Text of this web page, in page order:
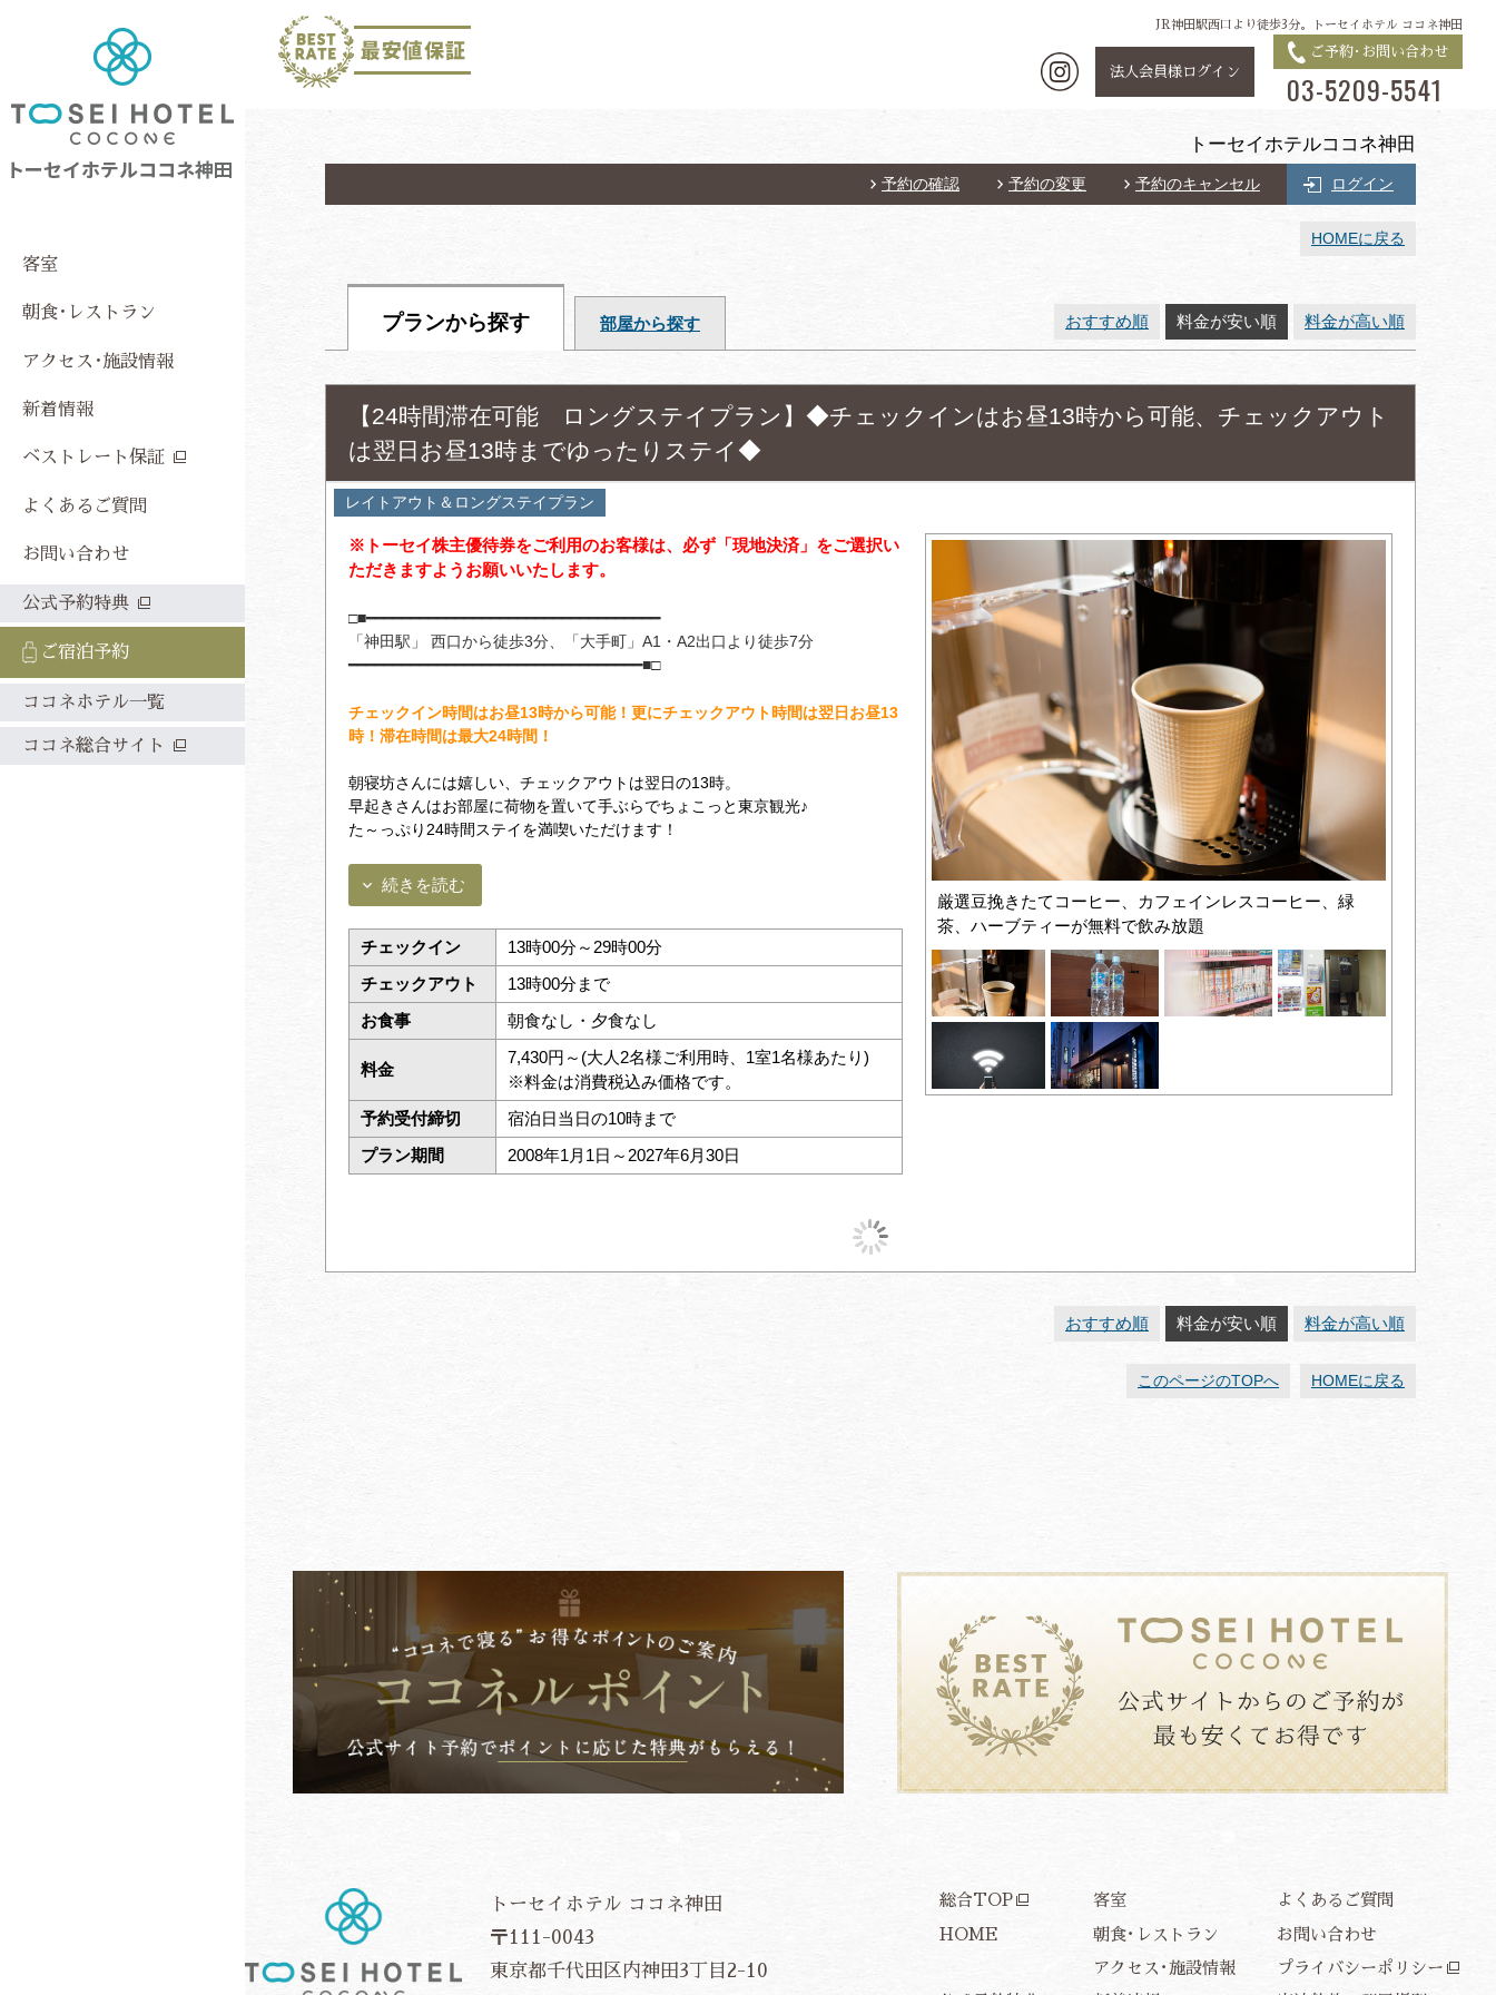
客室
朝食･レストラン
アクセス･施設情報
新着情報
ベストレート保証
よくあるご質問
お問い合わせ
公式予約特典
ご宿泊予約
ココネホテル一覧
ココネ総合サイト
JR神田駅西口より徒歩3分。トーセイホテル ココネ神田
法人会員様ログイン
ご予約･お問い合わせ
03-5209-5541
トーセイホテルココネ神田
予約の確認 予約の変更 予約のキャンセル ログイン
HOMEに戻る
プランから探す 部屋から探す おすすめ順 料金が安い順 料金が高い順
【24時間滞在可能 ロングステイプラン】◆チェックインはお昼13時から可能、チェックアウト
は翌日お昼13時までゆったりステイ◆
レイトアウト＆ロングステイプラン
※トーセイ株主優待券をご利用のお客様は、必ず「現地決済」をご選択い
ただきますようお願いいたします。
□■━━━━━━━━━━━━━━━━━━━━━━━━━━━━━━━━━
「神田駅」 西口から徒歩3分、「大手町」A1・A2出口より徒歩7分
━━━━━━━━━━━━━━━━━━━━━━━━━━━━━━━━━■□
チェックイン時間はお昼13時から可能！更にチェックアウト時間は翌日お昼13
時！滞在時間は最大24時間！
朝寝坊さんには嬉しい、チェックアウトは翌日の13時。
早起きさんはお部屋に荷物を置いて手ぶらでちょこっと東京観光♪
た～っぷり24時間ステイを満喫いただけます！
続きを読む
チェックイン
13時00分～29時00分
チェックアウト
13時00分まで
お食事
朝食なし・夕食なし
料金
7,430円～(大人2名様ご利用時、1室1名様あたり)
※料金は消費税込み価格です。
予約受付締切
宿泊日当日の10時まで
プラン期間
2008年1月1日～2027年6月30日
厳選豆挽きたてコーヒー、カフェインレスコーヒー、緑
茶、ハーブティーが無料で飲み放題
おすすめ順 料金が安い順 料金が高い順
このページのTOPへ HOMEに戻る
トーセイホテル ココネ神田
〒111-0043
東京都千代田区内神田3丁目2-10
総合TOP
HOME
客室
朝食･レストラン
アクセス･施設情報
よくあるご質問
お問い合わせ
プライバシーポリシー